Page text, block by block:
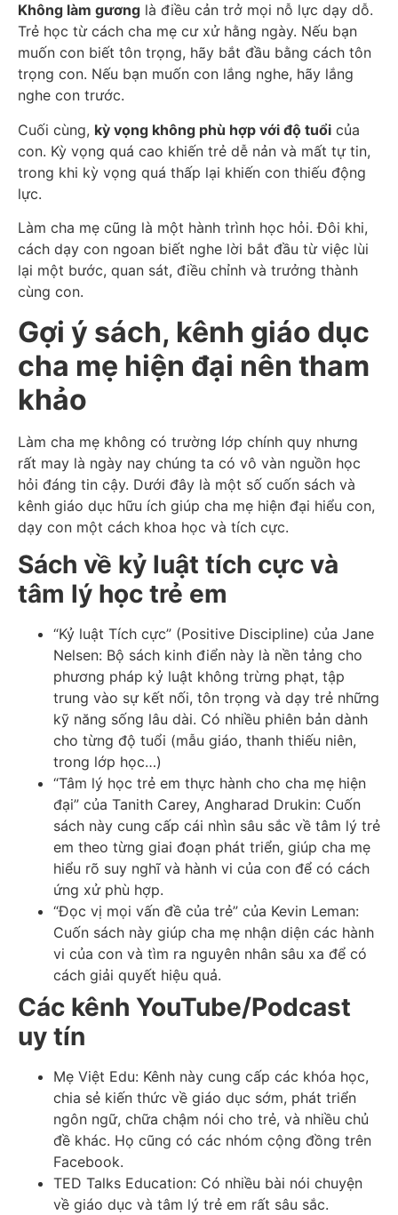
Không làm gương là điều cản trở mọi nỗ lực dạy dỗ.
Trẻ học từ cách cha mẹ cư xử hằng ngày. Nếu bạn
muốn con biết tôn trọng, hãy bắt đầu bằng cách tôn
trọng con. Nếu bạn muốn con lắng nghe, hãy lắng
nghe con trước.
Cuối cùng, kỳ vọng không phù hợp với độ tuổi của
con. Kỳ vọng quá cao khiến trẻ dễ nản và mất tự tin,
trong khi kỳ vọng quá thấp lại khiến con thiếu động
lực.
Làm cha mẹ cũng là một hành trình học hỏi. Đôi khi,
cách dạy con ngoan biết nghe lời bắt đầu từ việc lùi
lại một bước, quan sát, điều chỉnh và trưởng thành
cùng con.
Gợi ý sách, kênh giáo dục
cha mẹ hiện đại nên tham
khảo
Làm cha mẹ không có trường lớp chính quy nhưng
rất may là ngày nay chúng ta có vô vàn nguồn học
hỏi đáng tin cậy. Dưới đây là một số cuốn sách và
kênh giáo dục hữu ích giúp cha mẹ hiện đại hiểu con,
dạy con một cách khoa học và tích cực.
Sách về kỷ luật tích cực và
tâm lý học trẻ em
“Kỷ luật Tích cực” (Positive Discipline) của Jane
Nelsen: Bộ sách kinh điển này là nền tảng cho
phương pháp kỷ luật không trừng phạt, tập
trung vào sự kết nối, tôn trọng và dạy trẻ những
kỹ năng sống lâu dài. Có nhiều phiên bản dành
cho từng độ tuổi (mẫu giáo, thanh thiếu niên,
trong lớp học…)
“Tâm lý học trẻ em thực hành cho cha mẹ hiện
đại” của Tanith Carey, Angharad Drukin: Cuốn
sách này cung cấp cái nhìn sâu sắc về tâm lý trẻ
em theo từng giai đoạn phát triển, giúp cha mẹ
hiểu rõ suy nghĩ và hành vi của con để có cách
ứng xử phù hợp.
“Đọc vị mọi vấn đề của trẻ” của Kevin Leman:
Cuốn sách này giúp cha mẹ nhận diện các hành
vi của con và tìm ra nguyên nhân sâu xa để có
cách giải quyết hiệu quả.
Các kênh YouTube/Podcast
uy tín
Mẹ Việt Edu: Kênh này cung cấp các khóa học,
chia sẻ kiến thức về giáo dục sớm, phát triển
ngôn ngữ, chữa chậm nói cho trẻ, và nhiều chủ
đề khác. Họ cũng có các nhóm cộng đồng trên
Facebook.
TED Talks Education: Có nhiều bài nói chuyện
về giáo dục và tâm lý trẻ em rất sâu sắc.